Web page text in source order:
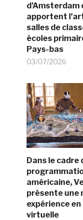
d’Amsterdam
apportent
salles de
écoles
Pays-bas
03/07/2026
Dans le cadre
américaine,
présente une
expérience
virtuelle